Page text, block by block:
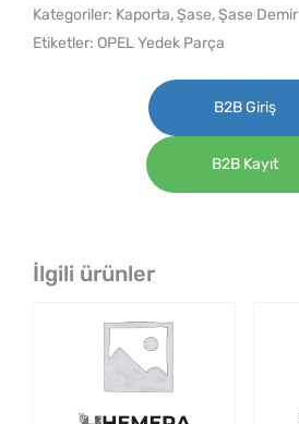
Kategoriler: Kaporta,Şase,Şase Demir
Etiketler: OPEL Yedek Parça
B2B Giriş
B2B Kayıt
İlgili ürünler